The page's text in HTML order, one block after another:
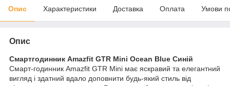
Опис Характеристики Доставка Оплата Умови
Опис
Смартгодинник Amazfit GTR Mini Ocean Blue Синій
Смарт-годинник Amazfit GTR Mini має яскравий та елегантний
вигляд і здатний вдало доповнити будь-який стиль від